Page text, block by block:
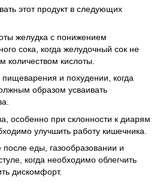
этот продукт в следующих
желудка с понижением
сока, когда желудочный сок не
количеством кислоты.
пищеварения и похудении, когда
образом усваивать
особенно при склонности к диарям
улучшить работу кишечника.
после еды, газообразовании и
когда необходимо облегчить
дискомфорт.